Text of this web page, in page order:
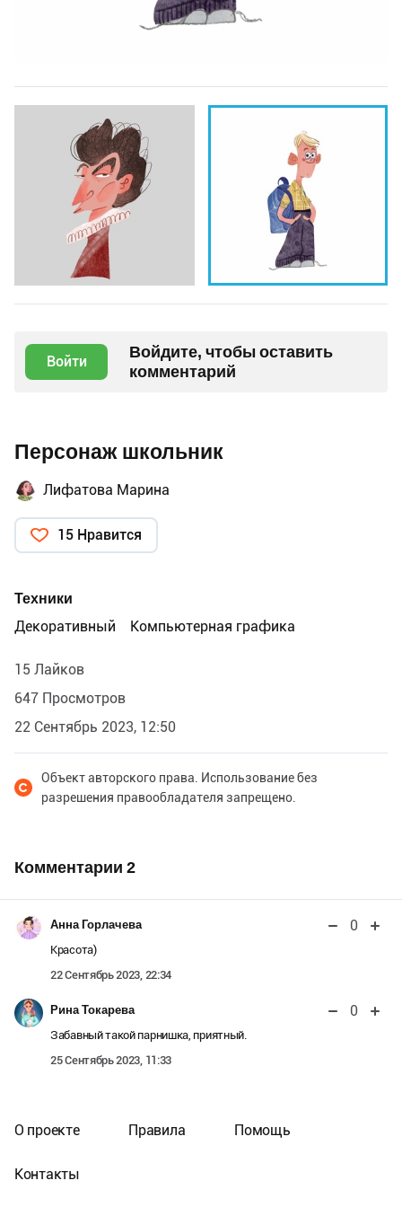
Войти
Войдите, чтобы оставить
комментарий
Персонаж школьник
Лифатова Марина
15 Нравится
Техники
Декоративный
Компьютерная графика
15 Лайков
647 Просмотров
22 Сентябрь 2023, 12:50
Объект авторского права. Использование без
разрешения правообладателя запрещено.
Комментарии 2
Анна Горлачева 0
Красота)
22 Сентябрь 2023, 22:34
Рина Токарева 0
Забавный такой парнишка, приятный.
25 Сентябрь 2023, 11:33
О проекте Правила Помощь
Контакты